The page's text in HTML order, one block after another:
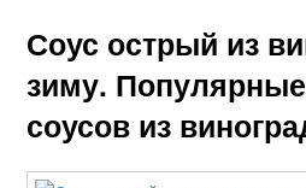
Соус острый из
зиму.
соусов из